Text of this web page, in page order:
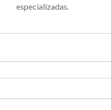
especializadas.